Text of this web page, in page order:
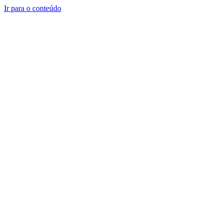
Ir para o conteúdo